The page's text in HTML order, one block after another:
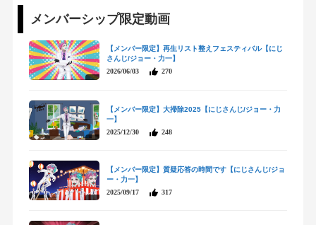
メンバーシップ限定動画
【メンバー限定】再生リスト整えフェスティバル【にじ
さんじ/ジョー・力一】
2026/06/03
270
【メンバー限定】大掃除2025【にじさんじ/ジョー・力
一】
2025/12/30
248
【メンバー限定】質疑応答の時間です【にじさんじ/ジョ
ー・力一】
2025/09/17
317